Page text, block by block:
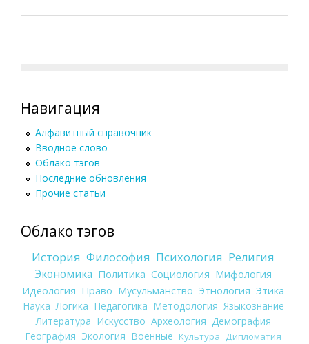
Навигация
Алфавитный справочник
Вводное слово
Облако тэгов
Последние обновления
Прочие статьи
Облако тэгов
История Философия Психология Религия
Экономика Политика Социология Мифология
Идеология Право Мусульманство Этнология Этика
Наука Логика Педагогика Методология Языкознание
Литература Искусство Археология Демография
География Экология Военные Культура
Дипломатия